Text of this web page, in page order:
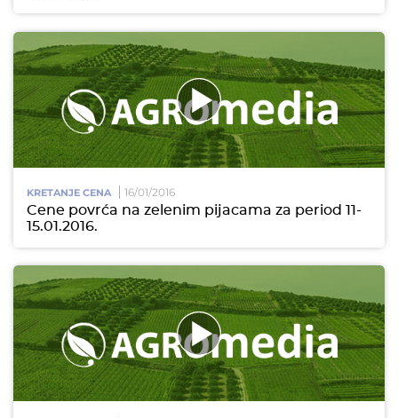
KRETANJE CENA 16/01/2016
Cene povrća na zelenim pijacama za period 11-
15.01.2016.